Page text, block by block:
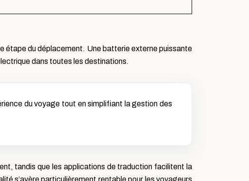
étape du déplacement. Une batterie externe puissante
dans toutes les destinations.
du voyage tout en simplifiant la gestion des
tandis que les applications de traduction facilitent la